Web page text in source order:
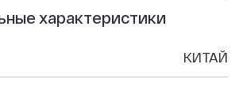
характеристики
КИТАЙ